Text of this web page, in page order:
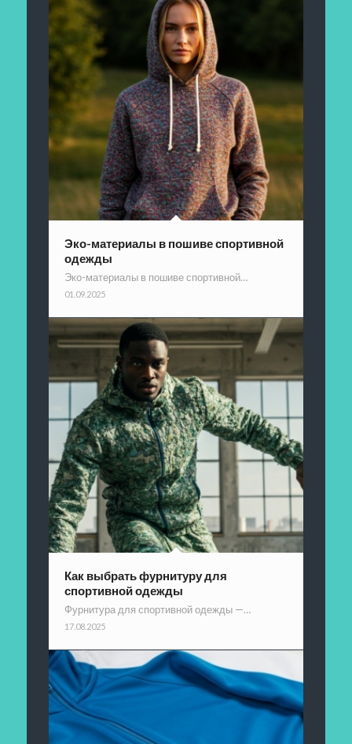
Эко-материалы в пошиве спортивной
одежды
Эко-материалы в пошиве спортивной…
01.09.2025
Как выбрать фурнитуру для
спортивной одежды
Фурнитура для спортивной одежды —…
17.08.2025